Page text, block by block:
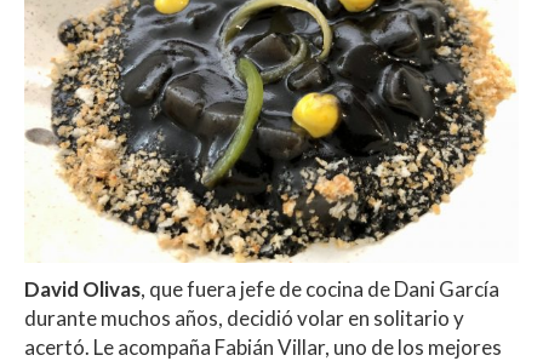
David Olivas, que fuera jefe de cocina de Dani García
durante muchos años, decidió volar en solitario y
acertó. Le acompaña Fabián Villar, uno de los mejores